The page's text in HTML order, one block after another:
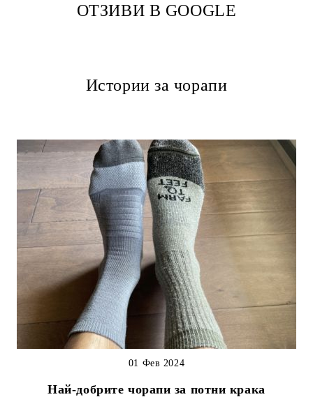
ОТЗИВИ В GOOGLE
Истории за чорапи
Най-добрите чорапи за потни крака
01 Фев 2024